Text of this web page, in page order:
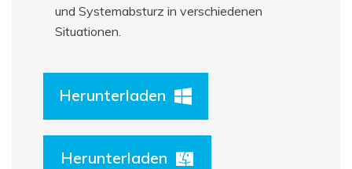
und Systemabsturz in verschiedenen
Situationen.
Herunterladen
Herunterladen